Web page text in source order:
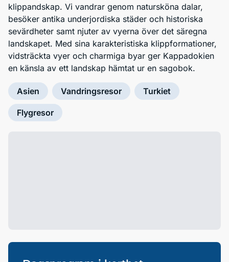
klippandskap. Vi vandrar genom natursköna dalar,
besöker antika underjordiska städer och historiska
sevärdheter samt njuter av vyerna över det säregna
landskapet. Med sina karakteristiska klippformationer,
vidsträckta vyer och charmiga byar ger Kappadokien
en känsla av ett landskap hämtat ur en sagobok.
Asien Vandringsresor Turkiet
Flygresor